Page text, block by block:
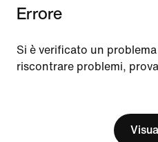
We think you are in United
Svizzera
Errore
Si è verificato un
riscontrare problemi,